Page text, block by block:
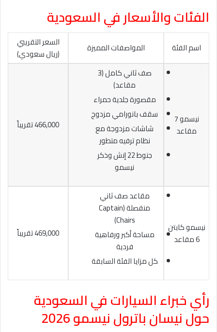
الفئات والأسعار في السعودية
اسم الفئة المواصفات المميزة
السعر التقريبي
(ريال سعودي)
نيسمو 7
مقاعد
صف ثاني كامل (3
مقاعد)
مقصورة جلدية حمراء
سقف بانورامي مزدوج
شاشات مزدوجة مع
نظام ترفيه متطور
جنوط 22 إنش وذكر
نيسمو
466,000 تقريباً
نيسمو كابتن
6 مقاعد
مقاعد صف ثاني
منفصلة (Captain
Chairs)
مساحة أكبر ورفاهية
فردية
كل مزايا الفئة السابقة
469,000 تقريباً
رأي خبراء السيارات في السعودية
حول نيسان باترول نيسمو 2026